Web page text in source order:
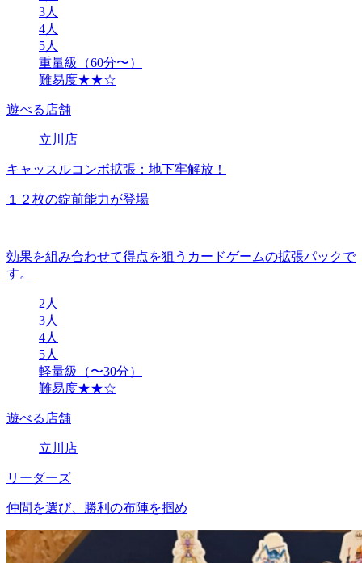
3人
4人
5人
重量級（60分〜）
難易度★★☆
遊べる店舗
立川店
キャッスルコンボ拡張：地下牢解放！
１２枚の錠前能力が登場
効果を組み合わせて得点を狙うカードゲームの拡張パックで
す。
2人
3人
4人
5人
軽量級（〜30分）
難易度★★☆
遊べる店舗
立川店
リーダーズ
仲間を選び、勝利の布陣を掴め